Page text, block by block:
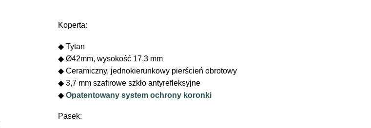
Koperta:
◆ Tytan
◆ Ø42mm, wysokość 17,3 mm
◆ Ceramiczny, jednokierunkowy pierścień obrotowy
◆ 3,7 mm szafirowe szkło antyrefleksyjne
◆ Opatentowany system ochrony koronki
Pasek: